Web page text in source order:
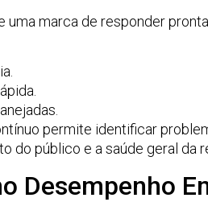
marca de responder
permite identificar
do público e a saúde geral da
Desempenho